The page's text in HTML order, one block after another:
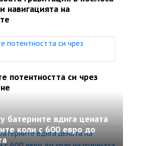
навигацията на
потентността си чрез
батериите вдига цената
коли с 600 евро до